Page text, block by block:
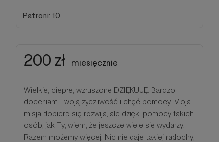
Patroni: 10
200 zł miesięcznie
Wielkie, ciepłe, wzruszone DZIĘKUJĘ. Bardzo
doceniam Twoją życzliwość i chęć pomocy. Moja
misja dopiero się rozwija, ale dzięki pomocy takich
osób, jak Ty, wiem, że jeszcze wiele się wydarzy.
Razem możemy więcej. Nic nie daje takiej radochy,